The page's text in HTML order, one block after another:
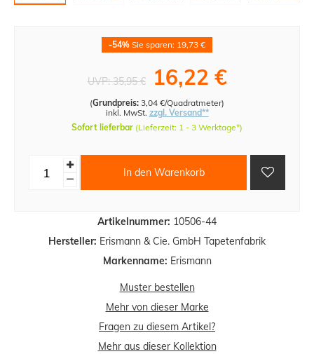
Artikelnummer: 10506-44
Hersteller: Erismann & Cie. GmbH Tapetenfabrik
Markenname: Erismann
-54% Sie sparen: 19,73 €
UVP:35,95 € 16,22 €
(Grundpreis: 3,04 €/Quadratmeter)
inkl. MwSt. zzgl. Versand**
Sofort lieferbar (Lieferzeit: 1 - 3 Werktage*)
In den Warenkorb
Muster bestellen
Mehr von dieser Marke
Fragen zu diesem Artikel?
Mehr aus dieser Kollektion